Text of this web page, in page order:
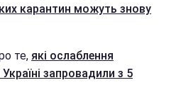
карантин можуть знову
те, які ослаблення
запровадили з 5